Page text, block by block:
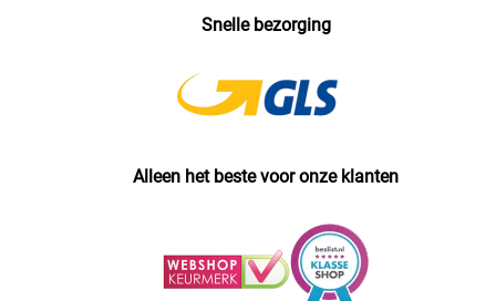
Snelle bezorging
Alleen het beste voor onze klanten